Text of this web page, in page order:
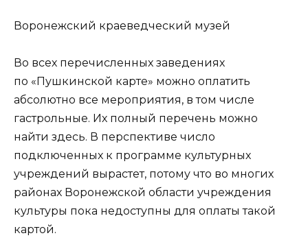
Воронежский краеведческий музей
Во всех перечисленных заведениях
по «Пушкинской карте» можно оплатить
абсолютно все мероприятия, в том числе
гастрольные. Их полный перечень можно
найти здесь. В перспективе число
подключенных к программе культурных
учреждений вырастет, потому что во многих
районах Воронежской области учреждения
культуры пока недоступны для оплаты такой
картой.